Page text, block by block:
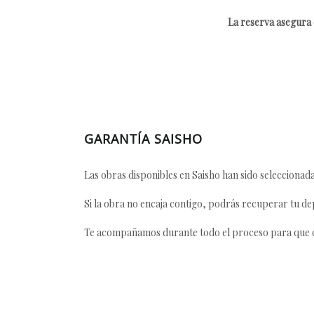
La reserva
GARANTÍA SAISHO
Las obras disponibles en Saisho han sido
Si la obra no encaja contigo, podrás recuperar tu
Te acompañamos durante todo el proceso para que